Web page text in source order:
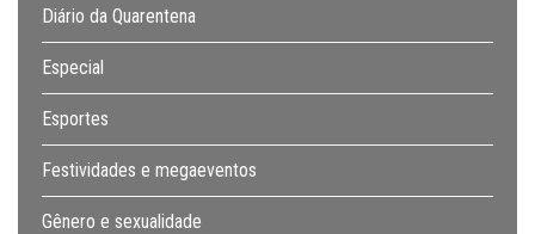
Diário da Quarentena
Especial
Esportes
Festividades e megaeventos
Gênero e sexualidade